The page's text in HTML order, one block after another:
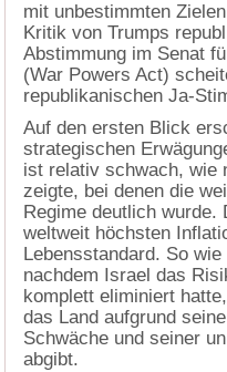
mit unbestimmten
Kritik von Trumps
Abstimmung im Senat
(War Powers Act)
republikanischen Ja-
Auf den ersten Blick
strategischen
ist relativ schwach, wie
zeigte, bei denen die
Regime deutlich wurde.
weltweit höchsten
Lebensstandard. So
nachdem Israel das
komplett eliminiert
das Land aufgrund
Schwäche und seiner
abgibt.